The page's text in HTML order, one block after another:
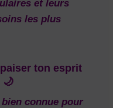
et leurs
les plus
ton esprit
🌙
connue pour